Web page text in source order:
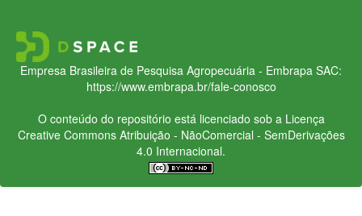
Empresa Brasileira de Pesquisa Agropecuária - Embrapa SAC:
https://www.embrapa.br/fale-conosco
O conteúdo do repositório está licenciado sob a Licença
Creative CommonsAtribuição - NãoComercial - SemDerivações
4.0 Internacional.